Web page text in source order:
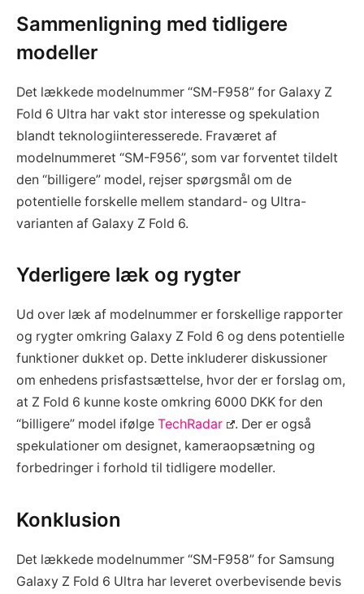
Sammenligning med tidligere
modeller
Det lækkede modelnummer “SM-F958” for Galaxy Z
Fold 6 Ultra har vakt stor interesse og spekulation
blandt teknologiinteresserede. Fraværet af
modelnummeret “SM-F956”, som var forventet tildelt
den “billigere” model, rejser spørgsmål om de
potentielle forskelle mellem standard- og Ultra-
varianten af Galaxy Z Fold 6.
Yderligere læk og rygter
Ud over læk af modelnummer er forskellige rapporter
og rygter omkring Galaxy Z Fold 6 og dens potentielle
funktioner dukket op. Dette inkluderer diskussioner
om enhedens prisfastsættelse, hvor der er forslag om,
at Z Fold 6 kunne koste omkring 6000 DKK for den
“billigere” model ifølge TechRadar
. Der er også
spekulationer om designet, kameraopsætning og
forbedringer i forhold til tidligere modeller.
Konklusion
Det lækkede modelnummer “SM-F958” for Samsung
Galaxy Z Fold 6 Ultra har leveret overbevisende bevis